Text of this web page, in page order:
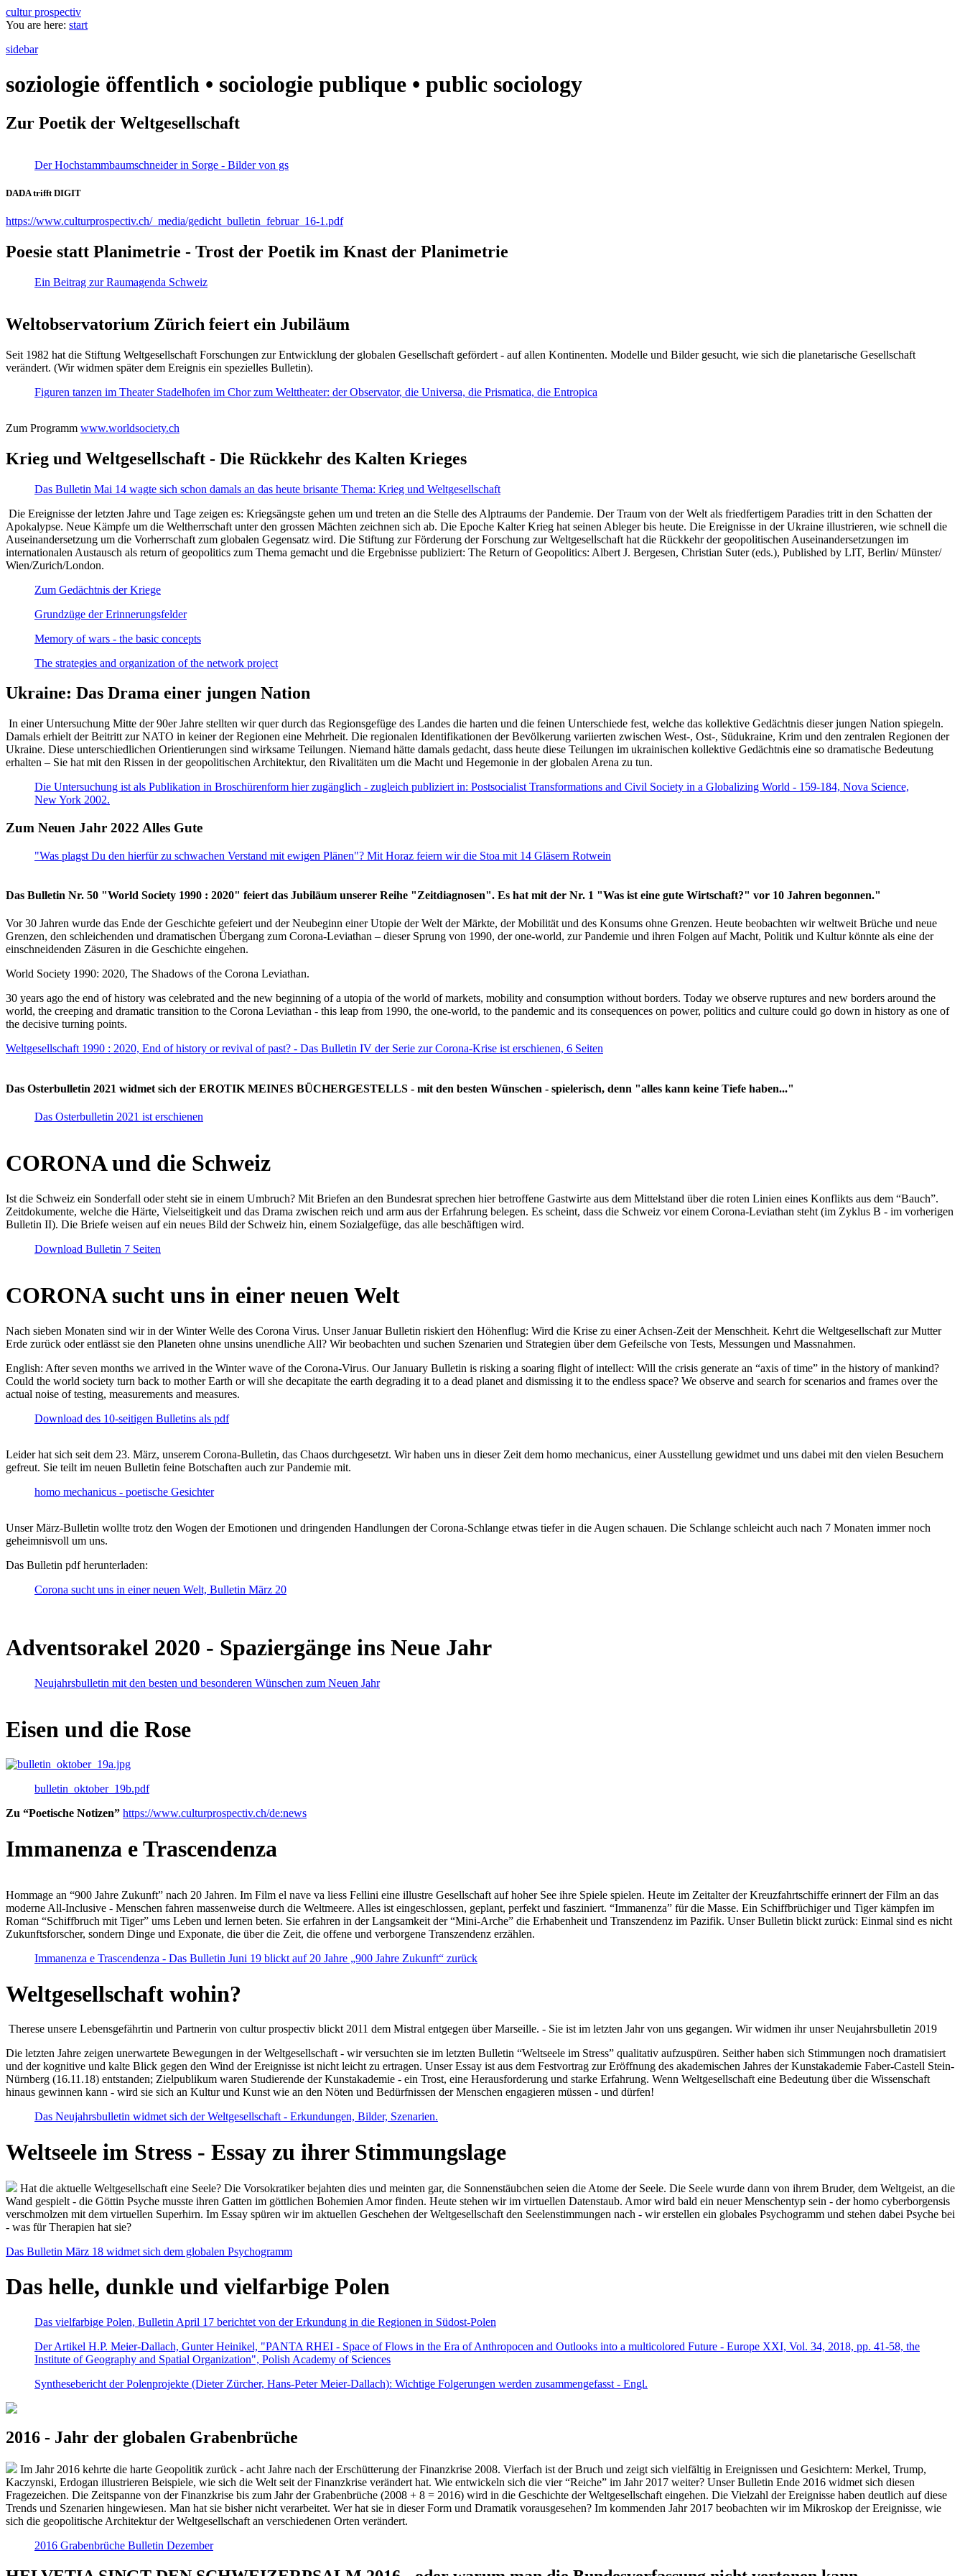
cultur prospectiv
You are here: start
sidebar
soziologie öffentlich • sociologie publique • public sociology
Zur Poetik der Weltgesellschaft
Der Hochstammbaumschneider in Sorge - Bilder von gs
DADA trifft DIGIT
https://www.culturprospectiv.ch/_media/gedicht_bulletin_februar_16-1.pdf
Poesie statt Planimetrie - Trost der Poetik im Knast der Planimetrie
Ein Beitrag zur Raumagenda Schweiz
Weltobservatorium Zürich feiert ein Jubiläum
Seit 1982 hat die Stiftung Weltgesellschaft Forschungen zur Entwicklung der globalen Gesellschaft gefördert - auf allen Kontinenten. Modelle und Bilder gesucht, wie sich die planetarische Gesellschaft
verändert. (Wir widmen später dem Ereignis ein spezielles Bulletin).
Figuren tanzen im Theater Stadelhofen im Chor zum Welttheater: der Observator, die Universa, die Prismatica, die Entropica
Zum Programm www.worldsociety.ch
Krieg und Weltgesellschaft - Die Rückkehr des Kalten Krieges
Das Bulletin Mai 14 wagte sich schon damals an das heute brisante Thema: Krieg und Weltgesellschaft
Die Ereignisse der letzten Jahre und Tage zeigen es: Kriegsängste gehen um und treten an die Stelle des Alptraums der Pandemie. Der Traum von der Welt als friedfertigem Paradies tritt in den Schatten der
Apokalypse. Neue Kämpfe um die Weltherrschaft unter den grossen Mächten zeichnen sich ab. Die Epoche Kalter Krieg hat seinen Ableger bis heute. Die Ereignisse in der Ukraine illustrieren, wie schnell die
Auseinandersetzung um die Vorherrschaft zum globalen Gegensatz wird. Die Stiftung zur Förderung der Forschung zur Weltgesellschaft hat die Rückkehr der geopolitischen Auseinandersetzungen im
internationalen Austausch als return of geopolitics zum Thema gemacht und die Ergebnisse publiziert: The Return of Geopolitics: Albert J. Bergesen, Christian Suter (eds.), Published by LIT, Berlin/ Münster/
Wien/Zurich/London.
Zum Gedächtnis der Kriege
Grundzüge der Erinnerungsfelder
Memory of wars - the basic concepts
The strategies and organization of the network project
Ukraine: Das Drama einer jungen Nation
In einer Untersuchung Mitte der 90er Jahre stellten wir quer durch das Regionsgefüge des Landes die harten und die feinen Unterschiede fest, welche das kollektive Gedächtnis dieser jungen Nation spiegeln.
Damals erhielt der Beitritt zur NATO in keiner der Regionen eine Mehrheit. Die regionalen Identifikationen der Bevölkerung variierten zwischen West-, Ost-, Südukraine, Krim und den zentralen Regionen der
Ukraine. Diese unterschiedlichen Orientierungen sind wirksame Teilungen. Niemand hätte damals gedacht, dass heute diese Teilungen im ukrainischen kollektive Gedächtnis eine so dramatische Bedeutung
erhalten – Sie hat mit den Rissen in der geopolitischen Architektur, den Rivalitäten um die Macht und Hegemonie in der globalen Arena zu tun.
Die Untersuchung ist als Publikation in Broschürenform hier zugänglich - zugleich publiziert in: Postsocialist Transformations and Civil Society in a Globalizing World - 159-184, Nova Science,
New York 2002.
Zum Neuen Jahr 2022 Alles Gute
"Was plagst Du den hierfür zu schwachen Verstand mit ewigen Plänen"? Mit Horaz feiern wir die Stoa mit 14 Gläsern Rotwein
Das Bulletin Nr. 50 "World Society 1990 : 2020" feiert das Jubiläum unserer Reihe "Zeitdiagnosen". Es hat mit der Nr. 1 "Was ist eine gute Wirtschaft?" vor 10 Jahren begonnen."
Vor 30 Jahren wurde das Ende der Geschichte gefeiert und der Neubeginn einer Utopie der Welt der Märkte, der Mobilität und des Konsums ohne Grenzen. Heute beobachten wir weltweit Brüche und neue
Grenzen, den schleichenden und dramatischen Übergang zum Corona-Leviathan – dieser Sprung von 1990, der one-world, zur Pandemie und ihren Folgen auf Macht, Politik und Kultur könnte als eine der
einschneidenden Zäsuren in die Geschichte eingehen.
World Society 1990: 2020, The Shadows of the Corona Leviathan.
30 years ago the end of history was celebrated and the new beginning of a utopia of the world of markets, mobility and consumption without borders. Today we observe ruptures and new borders around the
world, the creeping and dramatic transition to the Corona Leviathan - this leap from 1990, the one-world, to the pandemic and its consequences on power, politics and culture could go down in history as one of
the decisive turning points.
Weltgesellschaft 1990 : 2020, End of history or revival of past? - Das Bulletin IV der Serie zur Corona-Krise ist erschienen, 6 Seiten
Das Osterbulletin 2021 widmet sich der EROTIK MEINES BÜCHERGESTELLS - mit den besten Wünschen - spielerisch, denn "alles kann keine Tiefe haben..."
Das Osterbulletin 2021 ist erschienen
CORONA und die Schweiz
Ist die Schweiz ein Sonderfall oder steht sie in einem Umbruch? Mit Briefen an den Bundesrat sprechen hier betroffene Gastwirte aus dem Mittelstand über die roten Linien eines Konflikts aus dem “Bauch”.
Zeitdokumente, welche die Härte, Vielseitigkeit und das Drama zwischen reich und arm aus der Erfahrung belegen. Es scheint, dass die Schweiz vor einem Corona-Leviathan steht (im Zyklus B - im vorherigen
Bulletin II). Die Briefe weisen auf ein neues Bild der Schweiz hin, einem Sozialgefüge, das alle beschäftigen wird.
Download Bulletin 7 Seiten
CORONA sucht uns in einer neuen Welt
Nach sieben Monaten sind wir in der Winter Welle des Corona Virus. Unser Januar Bulletin riskiert den Höhenflug: Wird die Krise zu einer Achsen-Zeit der Menschheit. Kehrt die Weltgesellschaft zur Mutter
Erde zurück oder entlässt sie den Planeten ohne unsins unendliche All? Wir beobachten und suchen Szenarien und Strategien über dem Gefeilsche von Tests, Messungen und Massnahmen.
English: After seven months we arrived in the Winter wave of the Corona-Virus. Our January Bulletin is risking a soaring flight of intellect: Will the crisis generate an “axis of time” in the history of mankind?
Could the world society turn back to mother Earth or will she decapitate the earth degrading it to a dead planet and dismissing it to the endless space? We observe and search for scenarios and frames over the
actual noise of testing, measurements and measures.
Download des 10-seitigen Bulletins als pdf
Leider hat sich seit dem 23. März, unserem Corona-Bulletin, das Chaos durchgesetzt. Wir haben uns in dieser Zeit dem homo mechanicus, einer Ausstellung gewidmet und uns dabei mit den vielen Besuchern
gefreut. Sie teilt im neuen Bulletin feine Botschaften auch zur Pandemie mit.
homo mechanicus - poetische Gesichter
Unser März-Bulletin wollte trotz den Wogen der Emotionen und dringenden Handlungen der Corona-Schlange etwas tiefer in die Augen schauen. Die Schlange schleicht auch nach 7 Monaten immer noch
geheimnisvoll um uns.
Das Bulletin pdf herunterladen:
Corona sucht uns in einer neuen Welt, Bulletin März 20
Adventsorakel 2020 - Spaziergänge ins Neue Jahr
Neujahrsbulletin mit den besten und besonderen Wünschen zum Neuen Jahr
Eisen und die Rose
bulletin_oktober_19b.pdf
Zu “Poetische Notizen” https://www.culturprospectiv.ch/de:news
Immanenza e Trascendenza
Hommage an “900 Jahre Zukunft” nach 20 Jahren. Im Film el nave va liess Fellini eine illustre Gesellschaft auf hoher See ihre Spiele spielen. Heute im Zeitalter der Kreuzfahrtschiffe erinnert der Film an das
moderne All-Inclusive - Menschen fahren massenweise durch die Weltmeere. Alles ist eingeschlossen, geplant, perfekt und fasziniert. “Immanenza” für die Masse. Ein Schiffbrüchiger und Tiger kämpfen im
Roman “Schiffbruch mit Tiger” ums Leben und lernen beten. Sie erfahren in der Langsamkeit der “Mini-Arche” die Erhabenheit und Transzendenz im Pazifik. Unser Bulletin blickt zurück: Einmal sind es nicht
Zukunftsforscher, sondern Dinge und Exponate, die über die Zeit, die offene und verborgene Transzendenz erzählen.
Immanenza e Trascendenza - Das Bulletin Juni 19 blickt auf 20 Jahre „900 Jahre Zukunft“ zurück
Weltgesellschaft wohin?
Therese unsere Lebensgefährtin und Partnerin von cultur prospectiv blickt 2011 dem Mistral entgegen über Marseille. - Sie ist im letzten Jahr von uns gegangen. Wir widmen ihr unser Neujahrsbulletin 2019
Die letzten Jahre zeigen unerwartete Bewegungen in der Weltgesellschaft - wir versuchten sie im letzten Bulletin “Weltseele im Stress” qualitativ aufzuspüren. Seither haben sich Stimmungen noch dramatisiert
und der kognitive und kalte Blick gegen den Wind der Ereignisse ist nicht leicht zu ertragen. Unser Essay ist aus dem Festvortrag zur Eröffnung des akademischen Jahres der Kunstakademie Faber-Castell Stein-
Nürnberg (16.11.18) entstanden; Zielpublikum waren Studierende der Kunstakademie - ein Trost, eine Herausforderung und starke Erfahrung. Wenn Weltgesellschaft eine Bedeutung über die Wissenschaft
hinaus gewinnen kann - wird sie sich an Kultur und Kunst wie an den Nöten und Bedürfnissen der Menschen engagieren müssen - und dürfen!
Das Neujahrsbulletin widmet sich der Weltgesellschaft - Erkundungen, Bilder, Szenarien.
Weltseele im Stress - Essay zu ihrer Stimmungslage
Hat die aktuelle Weltgesellschaft eine Seele? Die Vorsokratiker bejahten dies und meinten gar, die Sonnenstäubchen seien die Atome der Seele. Die Seele wurde dann von ihrem Bruder, dem Weltgeist, an die
Wand gespielt - die Göttin Psyche musste ihren Gatten im göttlichen Bohemien Amor finden. Heute stehen wir im virtuellen Datenstaub. Amor wird bald ein neuer Menschentyp sein - der homo cyberborgensis
verschmolzen mit dem virtuellen Superhirn. Im Essay spüren wir im aktuellen Geschehen der Weltgesellschaft den Seelenstimmungen nach - wir erstellen ein globales Psychogramm und stehen dabei Psyche bei
- was für Therapien hat sie?
Das Bulletin März 18 widmet sich dem globalen Psychogramm
Das helle, dunkle und vielfarbige Polen
Das vielfarbige Polen, Bulletin April 17 berichtet von der Erkundung in die Regionen in Südost-Polen
Der Artikel H.P. Meier-Dallach, Gunter Heinikel, "PANTA RHEI - Space of Flows in the Era of Anthropocen and Outlooks into a multicolored Future - Europe XXI, Vol. 34, 2018, pp. 41-58, the
Institute of Geography and Spatial Organization", Polish Academy of Sciences
Synthesebericht der Polenprojekte (Dieter Zürcher, Hans-Peter Meier-Dallach): Wichtige Folgerungen werden zusammengefasst - Engl.
2016 - Jahr der globalen Grabenbrüche
Im Jahr 2016 kehrte die harte Geopolitik zurück - acht Jahre nach der Erschütterung der Finanzkrise 2008. Vierfach ist der Bruch und zeigt sich vielfältig in Ereignissen und Gesichtern: Merkel, Trump,
Kaczynski, Erdogan illustrieren Beispiele, wie sich die Welt seit der Finanzkrise verändert hat. Wie entwickeln sich die vier “Reiche” im Jahr 2017 weiter? Unser Bulletin Ende 2016 widmet sich diesen
Fragezeichen. Die Zeitspanne von der Finanzkrise bis zum Jahr der Grabenbrüche (2008 + 8 = 2016) wird in die Geschichte der Weltgesellschaft eingehen. Die Vielzahl der Ereignisse haben deutlich auf diese
Trends und Szenarien hingewiesen. Man hat sie bisher nicht verarbeitet. Wer hat sie in dieser Form und Dramatik vorausgesehen? Im kommenden Jahr 2017 beobachten wir im Mikroskop der Ereignisse, wie
sich die geopolitische Architektur der Weltgesellschaft an verschiedenen Orten verändert.
2016 Grabenbrüche Bulletin Dezember